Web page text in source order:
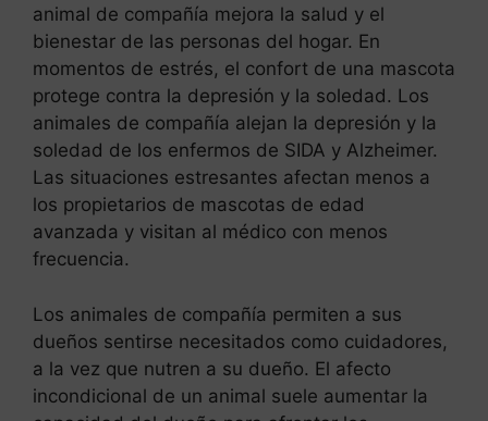
animal de compañía mejora la salud y el
bienestar de las personas del hogar. En
momentos de estrés, el confort de una mascota
protege contra la depresión y la soledad. Los
animales de compañía alejan la depresión y la
soledad de los enfermos de SIDA y Alzheimer.
Las situaciones estresantes afectan menos a
los propietarios de mascotas de edad
avanzada y visitan al médico con menos
frecuencia.
Los animales de compañía permiten a sus
dueños sentirse necesitados como cuidadores,
a la vez que nutren a su dueño. El afecto
incondicional de un animal suele aumentar la